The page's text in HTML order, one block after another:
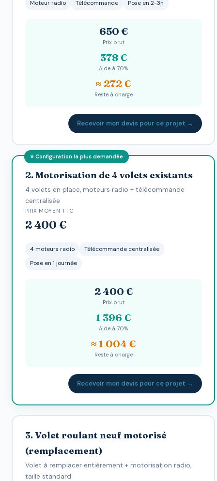
Moteur radio Télécommande Pose en 2-3h
650 €
Prix brut
378 €
Aide à 70%
≈ 272 €
Reste à charge
Recevoir mon devis pour ce projet →
⭐ Configuration la plus demandée
2. Motorisation de 4 volets existants
4 volets en place, moteurs radio + télécommande
centralisée
PRIX MOYEN TTC
2 400 €
4 moteurs radio
Télécommande centralisée
Pose en 1 journée
2 400 €
Prix brut
1 396 €
Aide à 70%
≈ 1 004 €
Reste à charge
Recevoir mon devis pour ce projet →
3. Volet roulant neuf motorisé
(remplacement)
Volet à remplacer entièrement + motorisation radio,
taille standard